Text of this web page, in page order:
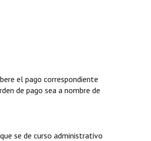
el pago correspondiente
de pago sea a nombre de
se de curso administrativo